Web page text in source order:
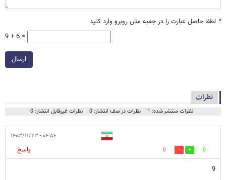
* لطفا حاصل عبارت را در جعبه متن روبرو وارد کنید
9 + 6 =
ارسال
نظرات
نظرات منتشر شده: 1 نظرات در صف انتشار: 0 نظرات غیرقابل انتشار: 0
۰۴:۵۶ - ۱۴۰۳/۱۱/۲۳
0
0
پاسخ
9